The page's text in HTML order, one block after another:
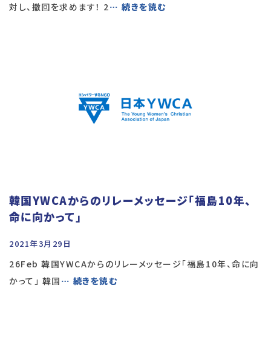
対し、撤回を求めます！ 2… 続きを読む
韓国YWCAからのリレーメッセージ「福島10年、
命に向かって」
2021年3月29日
26Feb 韓国YWCAからのリレーメッセージ「福島10年、命に向
かって」 韓国 … 続きを読む